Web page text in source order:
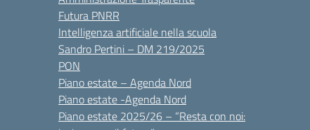
Futura PNRR
Intelligenza artificiale nella scuola
Sandro Pertini – DM 219/2025
PON
Piano estate – Agenda Nord
Piano estate -Agenda Nord
Piano estate 2025/26 – “Resta con noi: